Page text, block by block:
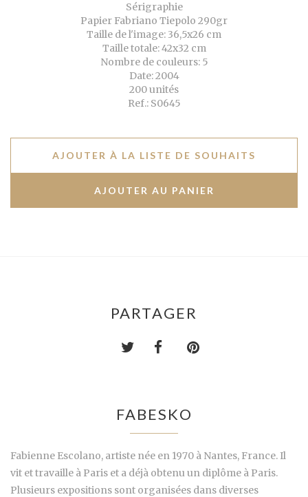
Sérigraphie
Papier Fabriano Tiepolo 290gr
Taille de l'image: 36,5x26 cm
Taille totale: 42x32 cm
Nombre de couleurs: 5
Date: 2004
200 unités
Ref.: S0645
AJOUTER À LA LISTE DE SOUHAITS
PARTAGER
FABESKO
Fabienne Escolano, artiste née en 1970 à Nantes, France. Il
vit et travaille à Paris et a déjà obtenu un diplôme à Paris.
Plusieurs expositions sont organisées dans diverses